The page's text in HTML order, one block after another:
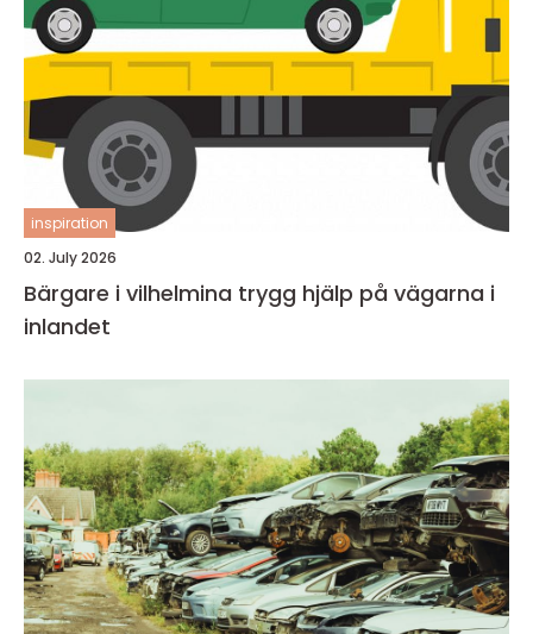
inspiration
02. July 2026
Bärgare i vilhelmina trygg hjälp på vägarna i
inlandet